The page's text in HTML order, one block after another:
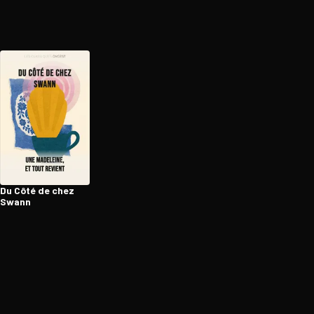
Du Côté de chez
Swann